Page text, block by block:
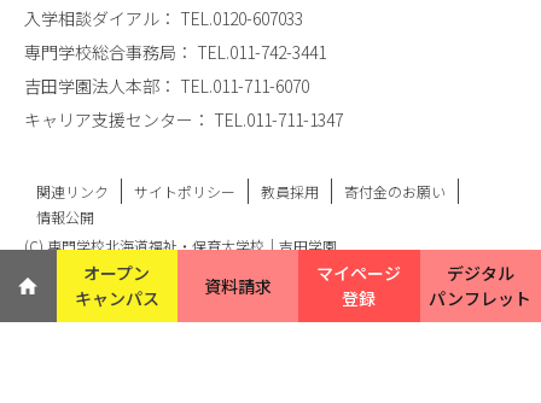
入学相談ダイアル： TEL.0120-607033
専門学校総合事務局： TEL.011-742-3441
吉田学園法人本部： TEL.011-711-6070
キャリア支援センター： TEL.011-711-1347
関連リンク サイトポリシー 教員採用
寄付金のお願い
情報公開
(C) 専門学校北海道福祉・保育大学校｜吉田学園
オープン
キャンパス
資料請求
マイページ
登録
デジタル
パンフレット